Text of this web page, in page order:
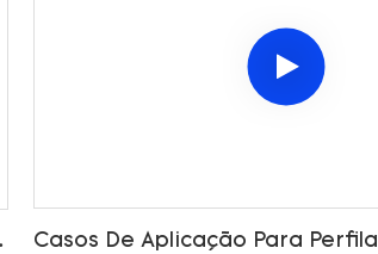
Casos De Aplicação Para